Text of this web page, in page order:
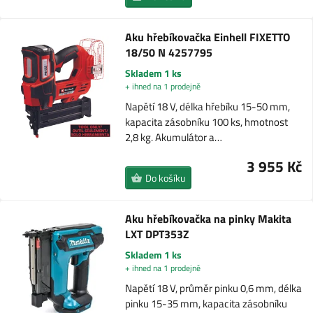
Aku hřebíkovačka Einhell FIXETTO
18/50 N 4257795
Skladem 1 ks
+ ihned na 1 prodejně
Napětí 18 V, délka hřebíku 15-50 mm,
kapacita zásobníku 100 ks, hmotnost
2,8 kg. Akumulátor a…
3 955 Kč
Do košíku
Aku hřebíkovačka na pinky Makita
LXT DPT353Z
Skladem 1 ks
+ ihned na 1 prodejně
Napětí 18 V, průměr pinku 0,6 mm, délka
pinku 15-35 mm, kapacita zásobníku